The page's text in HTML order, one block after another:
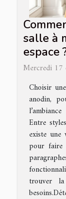
salle à
espace
Mercredi 17
Choisir
anodin,
Entre
existe
pour faire
trouver